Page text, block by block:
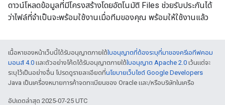
ดาวน์โหลดข้อมูลที่มีโครงสร้างโดยอัตโนมัติ Files ช่วยรับประกันได้
ว่าไฟล์ที่จำเป็นจะพร้อมใช้งานเมื่อทีมของคุณ พร้อมให้ใช้งานแล้ว
เนื้อหาของหน้าเว็บนี้ได้รับอนุญาตภายใต้ใบอนุญาตที่ต้องระบุที่มาของครีเอทีฟคอม
มอนส์ 4.0 และตัวอย่างโค้ดได้รับอนุญาตภายใต้ใบอนุญาต Apache 2.0 เว้นแต่จะ
ระบุไว้เป็นอย่างอื่น โปรดดูรายละเอียดที่นโยบายเว็บไซต์ Google Developers
Java เป็นเครื่องหมายการค้าจดทะเบียนของ Oracle และ/หรือบริษัทในเครือ
อัปเดตล่าสุด 2025-07-25 UTC